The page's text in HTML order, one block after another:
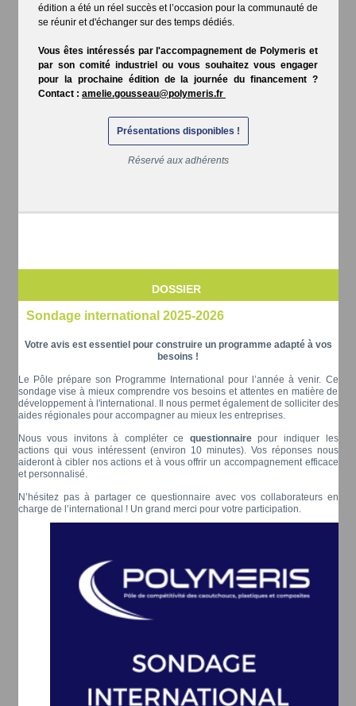
édition a été un réel succès et l’occasion pour la communauté de
se réunir et d'échanger sur des temps dédiés.
Vous êtes intéressés par l'accompagnement de Polymeris et
par son comité industriel ou vous souhaitez vous engager
pour la prochaine édition de la journée du financement ?
Contact : amelie.gousseau@polymeris.fr
Présentations disponibles !
Réservé aux adhérents
DOSSIER
Sondage international 2025-2026
Votre avis est essentiel pour construire un programme adapté à vos
besoins !
Le Pôle prépare son Programme International pour l’année à venir. Ce
sondage vise à mieux comprendre vos besoins et attentes en matière de
développement à l'international. Il nous permet également de solliciter des
aides régionales pour accompagner au mieux les entreprises.
Nous vous invitons à compléter ce questionnairepour indiquer les
actions qui vous intéressent (environ 10 minutes). Vos réponses nous
aideront à cibler nos actions et à vous offrir un accompagnement efficace
et personnalisé.
N’hésitez pas à partager ce questionnaire avec vos collaborateurs en
charge de l’international ! Un grand merci pour votre participation.